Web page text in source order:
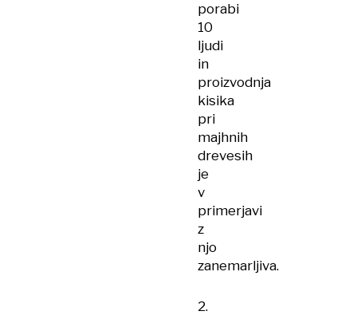
porabi
10
ljudi
in
proizvodnja
kisika
pri
majhnih
drevesih
je
v
primerjavi
z
njo
zanemarljiva.
2.